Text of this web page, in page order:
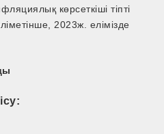
көрсеткіші тіпті
2023ж. елімізде